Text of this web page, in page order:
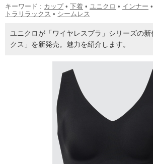
キーワード : カップ• 下着 • ユニクロ • インナー •
トラリラックス • シームレス
ユニクロが「ワイヤレスブラ」シリーズの
クス」を新発売。魅力を紹介します。